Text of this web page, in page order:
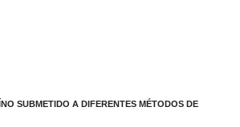
SUBMETIDO A DIFERENTES MÉTODOS DE